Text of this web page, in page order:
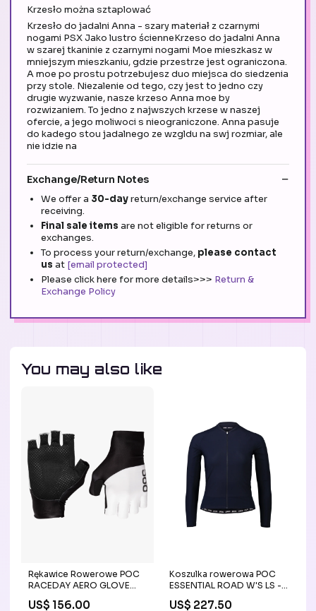
Krzesło można sztaplować
Krzesło do jadalni Anna - szary materiał z czarnymi
nogami PSX Jako lustro ścienneKrzeso do jadalni Anna
w szarej tkaninie z czarnymi nogami Moe mieszkasz w
mniejszym mieszkaniu, gdzie przestrze jest ograniczona.
A moe po prostu potrzebujesz duo miejsca do siedzenia
przy stole. Niezalenie od tego, czy jest to jedno czy
drugie wyzwanie, nasze krzeso Anna moe by
rozwizaniem. To jedno z najwszych krzese w naszej
ofercie, a jego moliwoci s nieograniczone. Anna pasuje
do kadego stou jadalnego ze wzgldu na swj rozmiar, ale
nie idzie na
Exchange/Return Notes
We offer a 30-dayreturn/exchange service after
receiving.
Final sale items are not eligible for returns or
exchanges.
To process your return/exchange, please contact
us at [email protected]
Please click here for more details>>> Return &
Exchange Policy
You may also like
Rękawice Rowerowe POC
RACEDAY AERO GLOVE
BLACK22
US$ 156.00
Koszulka rowerowa POC
ESSENTIAL ROAD W'S LS -
Navy Black ERP_ROZMIAR:L
US$ 227.50